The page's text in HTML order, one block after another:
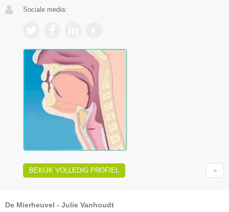
Sociale media:
BEKIJK VOLLEDIG PROFIEL
De Mierheuvel - Julie Vanhoudt